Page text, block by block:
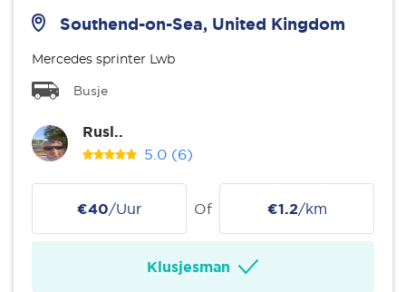
Southend-on-Sea, United Kingdom
Mercedes sprinter Lwb
Busje
Rusl..
5.0 (6)
€40/Uur Of €1.2/km
Klusjesman